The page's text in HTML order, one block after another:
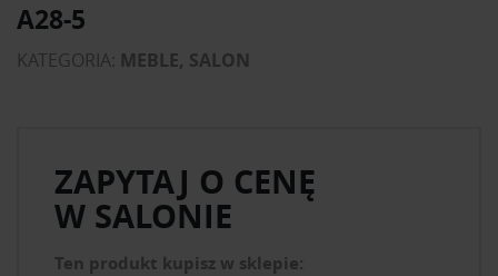
A28-5
KATEGORIA: MEBLE, SALON
ZAPYTAJ O CENĘ
W SALONIE
Ten produkt kupisz w sklepie: